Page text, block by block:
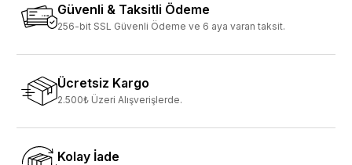
Güvenli & Taksitli Ödeme
256-bit SSL Güvenli Ödeme ve 6 aya varan taksit.
Ücretsiz Kargo
2.500₺ Üzeri Alışverişlerde.
Kolay İade